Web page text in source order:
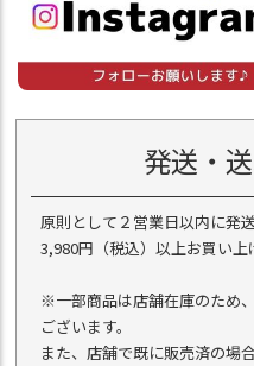
発送・
原則として２営業日以内に発
3,980円（税込）以上お買い上
※一部商品は店舗在庫のため
ございます。
また、店舗で既に販売済の場